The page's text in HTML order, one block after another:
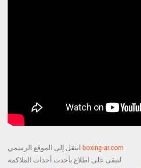
boxing-ar.com
لتبقى على اطلاع بأحدث أحداث الملاكمة